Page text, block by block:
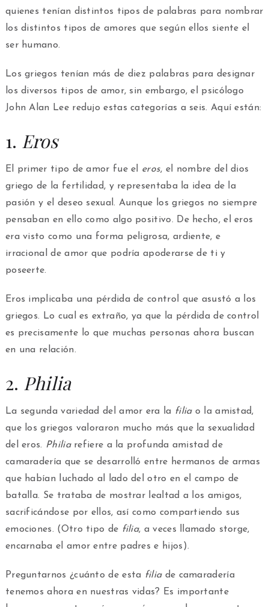
quienes tenían distintos tipos de palabras para nombrar
los distintos tipos de amores que según ellos siente el
ser humano.
Los griegos tenían más de diez palabras para designar
los diversos tipos de amor, sin embargo, el psicólogo
John Alan Lee redujo estas categorías a seis. Aquí están:
1. Eros
El primer tipo de amor fue el eros, el nombre del dios
griego de la fertilidad, y representaba la idea de la
pasión y el deseo sexual. Aunque los griegos no siempre
pensaban en ello como algo positivo. De hecho, el eros
era visto como una forma peligrosa, ardiente, e
irracional de amor que podría apoderarse de ti y
poseerte.
Eros implicaba una pérdida de control que asustó a los
griegos. Lo cual es extraño, ya que la pérdida de control
es precisamente lo que muchas personas ahora buscan
en una relación.
2. Philia
La segunda variedad del amor era la filiao la amistad,
que los griegos valoraron mucho más que la sexualidad
del eros. Philiarefiere a la profunda amistad de
camaradería que se desarrolló entre hermanos de armas
que habían luchado al lado del otro en el campo de
batalla. Se trataba de mostrar lealtad a los amigos,
sacrificándose por ellos, así como compartiendo sus
emociones. (Otro tipo de filia, a veces llamado storge,
encarnaba el amor entre padres e hijos).
Preguntarnos ¿cuánto de esta filiade camaradería
tenemos ahora en nuestras vidas? Es importante